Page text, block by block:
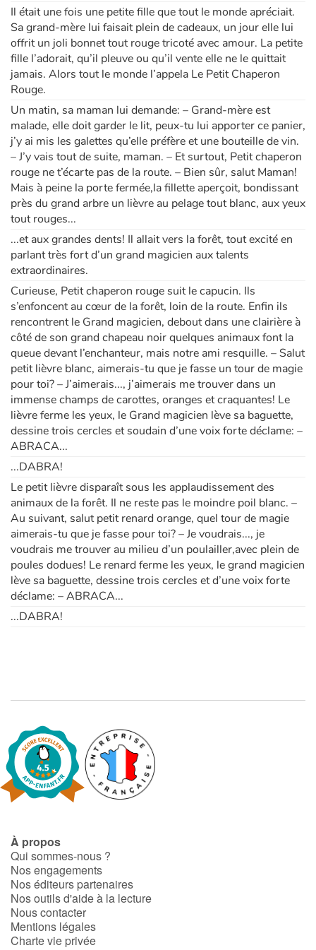
Apprendre les langues
Dyslexie, troubles de la lecture
Nos listes de lecture
Les plus lus
Coups de coeur
Il était une fois une petite fille que tout le monde apréciait.
Sa grand-mère lui faisait plein de cadeaux, un jour elle lui
offrit un joli bonnet tout rouge tricoté avec amour. La petite
fille l’adorait, qu’il pleuve ou qu’il vente elle ne le quittait
jamais. Alors tout le monde l’appela Le Petit Chaperon
Rouge.
Un matin, sa maman lui demande: – Grand-mère est
malade, elle doit garder le lit, peux-tu lui apporter ce panier,
j’y ai mis les galettes qu’elle préfère et une bouteille de vin.
– J’y vais tout de suite, maman. – Et surtout, Petit chaperon
rouge ne t’écarte pas de la route. – Bien sûr, salut Maman!
Mais à peine la porte fermée,la fillette aperçoit, bondissant
près du grand arbre un lièvre au pelage tout blanc, aux yeux
tout rouges...
...et aux grandes dents! Il allait vers la forêt, tout excité en
parlant très fort d’un grand magicien aux talents
extraordinaires.
Curieuse, Petit chaperon rouge suit le capucin. Ils
s’enfoncent au cœur de la forêt, loin de la route. Enfin ils
rencontrent le Grand magicien, debout dans une clairière à
côté de son grand chapeau noir quelques animaux font la
queue devant l’enchanteur, mais notre ami resquille. – Salut
petit lièvre blanc, aimerais-tu que je fasse un tour de magie
pour toi? – J’aimerais..., j’aimerais me trouver dans un
immense champs de carottes, oranges et craquantes! Le
lièvre ferme les yeux, le Grand magicien lève sa baguette,
dessine trois cercles et soudain d’une voix forte déclame: –
ABRACA...
...DABRA!
Le petit lièvre disparaît sous les applaudissement des
animaux de la forêt. Il ne reste pas le moindre poil blanc. –
Au suivant, salut petit renard orange, quel tour de magie
aimerais-tu que je fasse pour toi? – Je voudrais..., je
voudrais me trouver au milieu d’un poulailler,avec plein de
poules dodues! Le renard ferme les yeux, le grand magicien
lève sa baguette, dessine trois cercles et d’une voix forte
déclame: – ABRACA...
...DABRA!
À propos
Qui sommes-nous ?
Nos engagements
Nos éditeurs partenaires
Nos outils d'aide à la lecture
Nous contacter
Mentions légales
Charte vie privée